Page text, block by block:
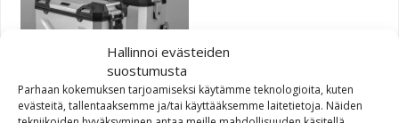
Hallinnoi evästeiden
suostumusta
Parhaan kokemuksen tarjoamiseksi käytämme teknologioita, kuten
evästeitä, tallentaaksemme ja/tai käyttääksemme laitetietoja. Näiden
TRAX ADV Pannier System